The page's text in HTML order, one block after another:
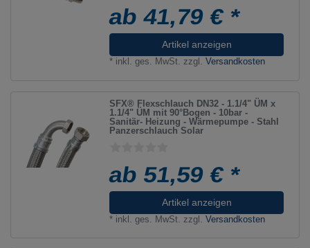
ab 41,79 € *
Artikel anzeigen
* inkl. ges. MwSt. zzgl.Versandkosten
SFX® Flexschlauch DN32 - 1.1/4" ÜM x
1.1/4" ÜM mit 90°Bogen - 10bar -
Sanitär- Heizung - Wärmepumpe - Stahl
Panzerschlauch Solar
ab 51,59 € *
Artikel anzeigen
* inkl. ges. MwSt. zzgl.Versandkosten